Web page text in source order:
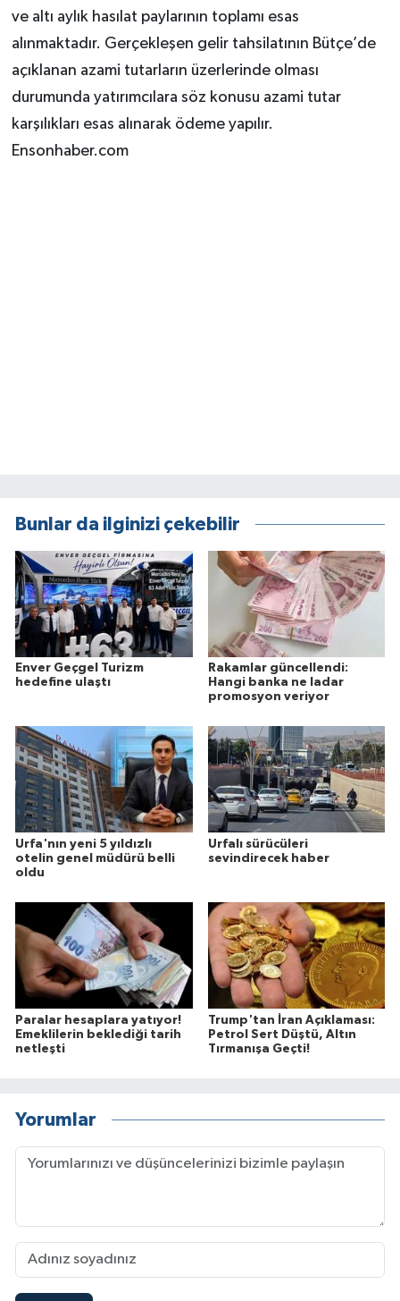
ve altı aylık hasılat paylarının toplamı esas
alınmaktadır. Gerçekleşen gelir tahsilatının Bütçe’de
açıklanan azami tutarların üzerlerinde olması
durumunda yatırımcılara söz konusu azami tutar
karşılıkları esas alınarak ödeme yapılır.
Ensonhaber.com
Bunlar da ilginizi çekebilir
Enver Geçgel Turizm
hedefine ulaştı
Rakamlar güncellendi:
Hangi banka ne ladar
promosyon veriyor
Urfa'nın yeni 5 yıldızlı
otelin genel müdürü belli
oldu
Urfalı sürücüleri
sevindirecek haber
Paralar hesaplara yatıyor!
Emeklilerin beklediği tarih
netleşti
Trump'tan İran Açıklaması:
Petrol Sert Düştü, Altın
Tırmanışa Geçti!
Yorumlar